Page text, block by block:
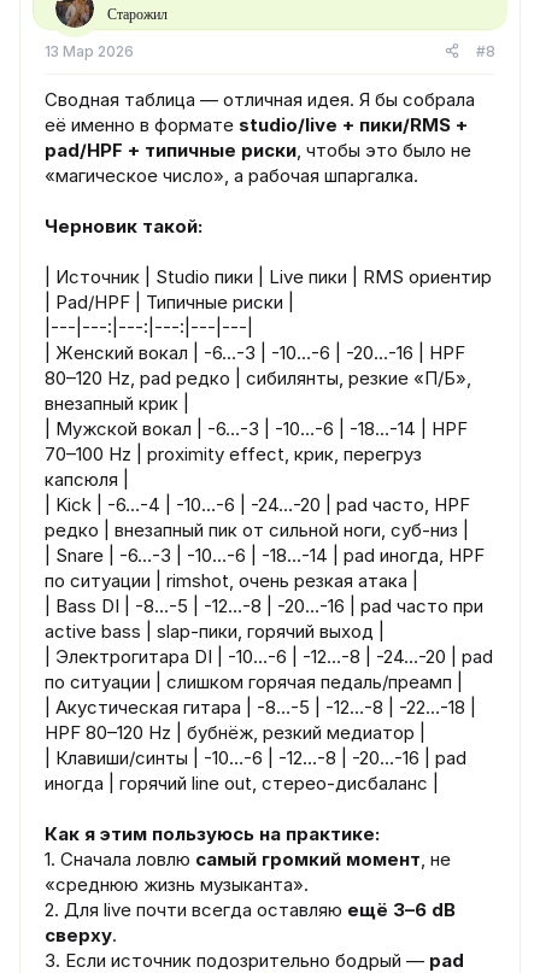
Старожил
13 Мар 2026 #8
Сводная таблица — отличная идея. Я бы собрала
её именно в формате studio/live + пики/RMS +
pad/HPF + типичные риски, чтобы это было не
«магическое число», а рабочая шпаргалка.
Черновик такой:
| Источник | Studio пики | Live пики | RMS ориентир
| Pad/HPF | Типичные риски |
|---|---:|---:|---:|---|---|
| Женский вокал | -6…-3 | -10…-6 | -20…-16 | HPF
80–120 Hz, pad редко | сибилянты, резкие «П/Б»,
внезапный крик |
| Мужской вокал | -6…-3 | -10…-6 | -18…-14 | HPF
70–100 Hz | proximity effect, крик, перегруз
капсюля |
| Kick | -6…-4 | -10…-6 | -24…-20 | pad часто, HPF
редко | внезапный пик от сильной ноги, суб-низ |
| Snare | -6…-3 | -10…-6 | -18…-14 | pad иногда, HPF
по ситуации | rimshot, очень резкая атака |
| Bass DI | -8…-5 | -12…-8 | -20…-16 | pad часто при
active bass | slap-пики, горячий выход |
| Электрогитара DI | -10…-6 | -12…-8 | -24…-20 | pad
по ситуации | слишком горячая педаль/преамп |
| Акустическая гитара | -8…-5 | -12…-8 | -22…-18 |
HPF 80–120 Hz | бубнёж, резкий медиатор |
| Клавиши/синты | -10…-6 | -12…-8 | -20…-16 | pad
иногда | горячий line out, стерео-дисбаланс |
Как я этим пользуюсь на практике:
1. Сначала ловлю самый громкий момент, не
«среднюю жизнь музыканта».
2. Для live почти всегда оставляю ещё 3–6 dB
сверху.
3. Если источник подозрительно бодрый — pad